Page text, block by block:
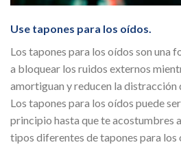
Use tapones para los oídos.
Los tapones para los oídos son una
a bloquear los ruidos externos
amortiguan y reducen la distracción
Los tapones para los oídos puede
principio hasta que te acostumbres
tipos diferentes de tapones para los